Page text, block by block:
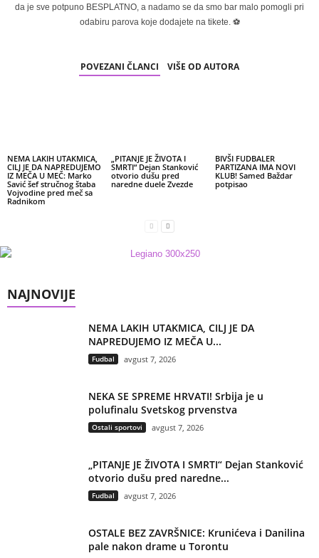
da je sve potpuno BESPLATNO, a nadamo se da smo bar malo pomogli pri
odabiru parova koje dodajete na tikete. ⚽
POVEZANI ČLANCI VIŠE OD AUTORA
NEMA LAKIH UTAKMICA,
CILJ JE DA NAPREDUJEMO
IZ MEČA U MEČ: Marko
Savić šef stručnog štaba
Vojvodine pred meč sa
Radnikom
„PITANJE JE ŽIVOTA I
SMRTI“ Dejan Stanković
otvorio dušu pred
naredne duele Zvezde
BIVŠI FUDBALER
PARTIZANA IMA NOVI
KLUB! Samed Baždar
potpisao
NAJNOVIJE
NEMA LAKIH UTAKMICA, CILJ JE DA
NAPREDUJEMO IZ MEČA U...
Fudbal avgust 7, 2026
NEKA SE SPREME HRVATI! Srbija je u
polufinalu Svetskog prvenstva
Ostali sportovi avgust 7, 2026
„PITANJE JE ŽIVOTA I SMRTI“ Dejan Stanković
otvorio dušu pred naredne...
Fudbal avgust 7, 2026
OSTALE BEZ ZAVRŠNICE: Krunićeva i Danilina
pale nakon drame u Torontu